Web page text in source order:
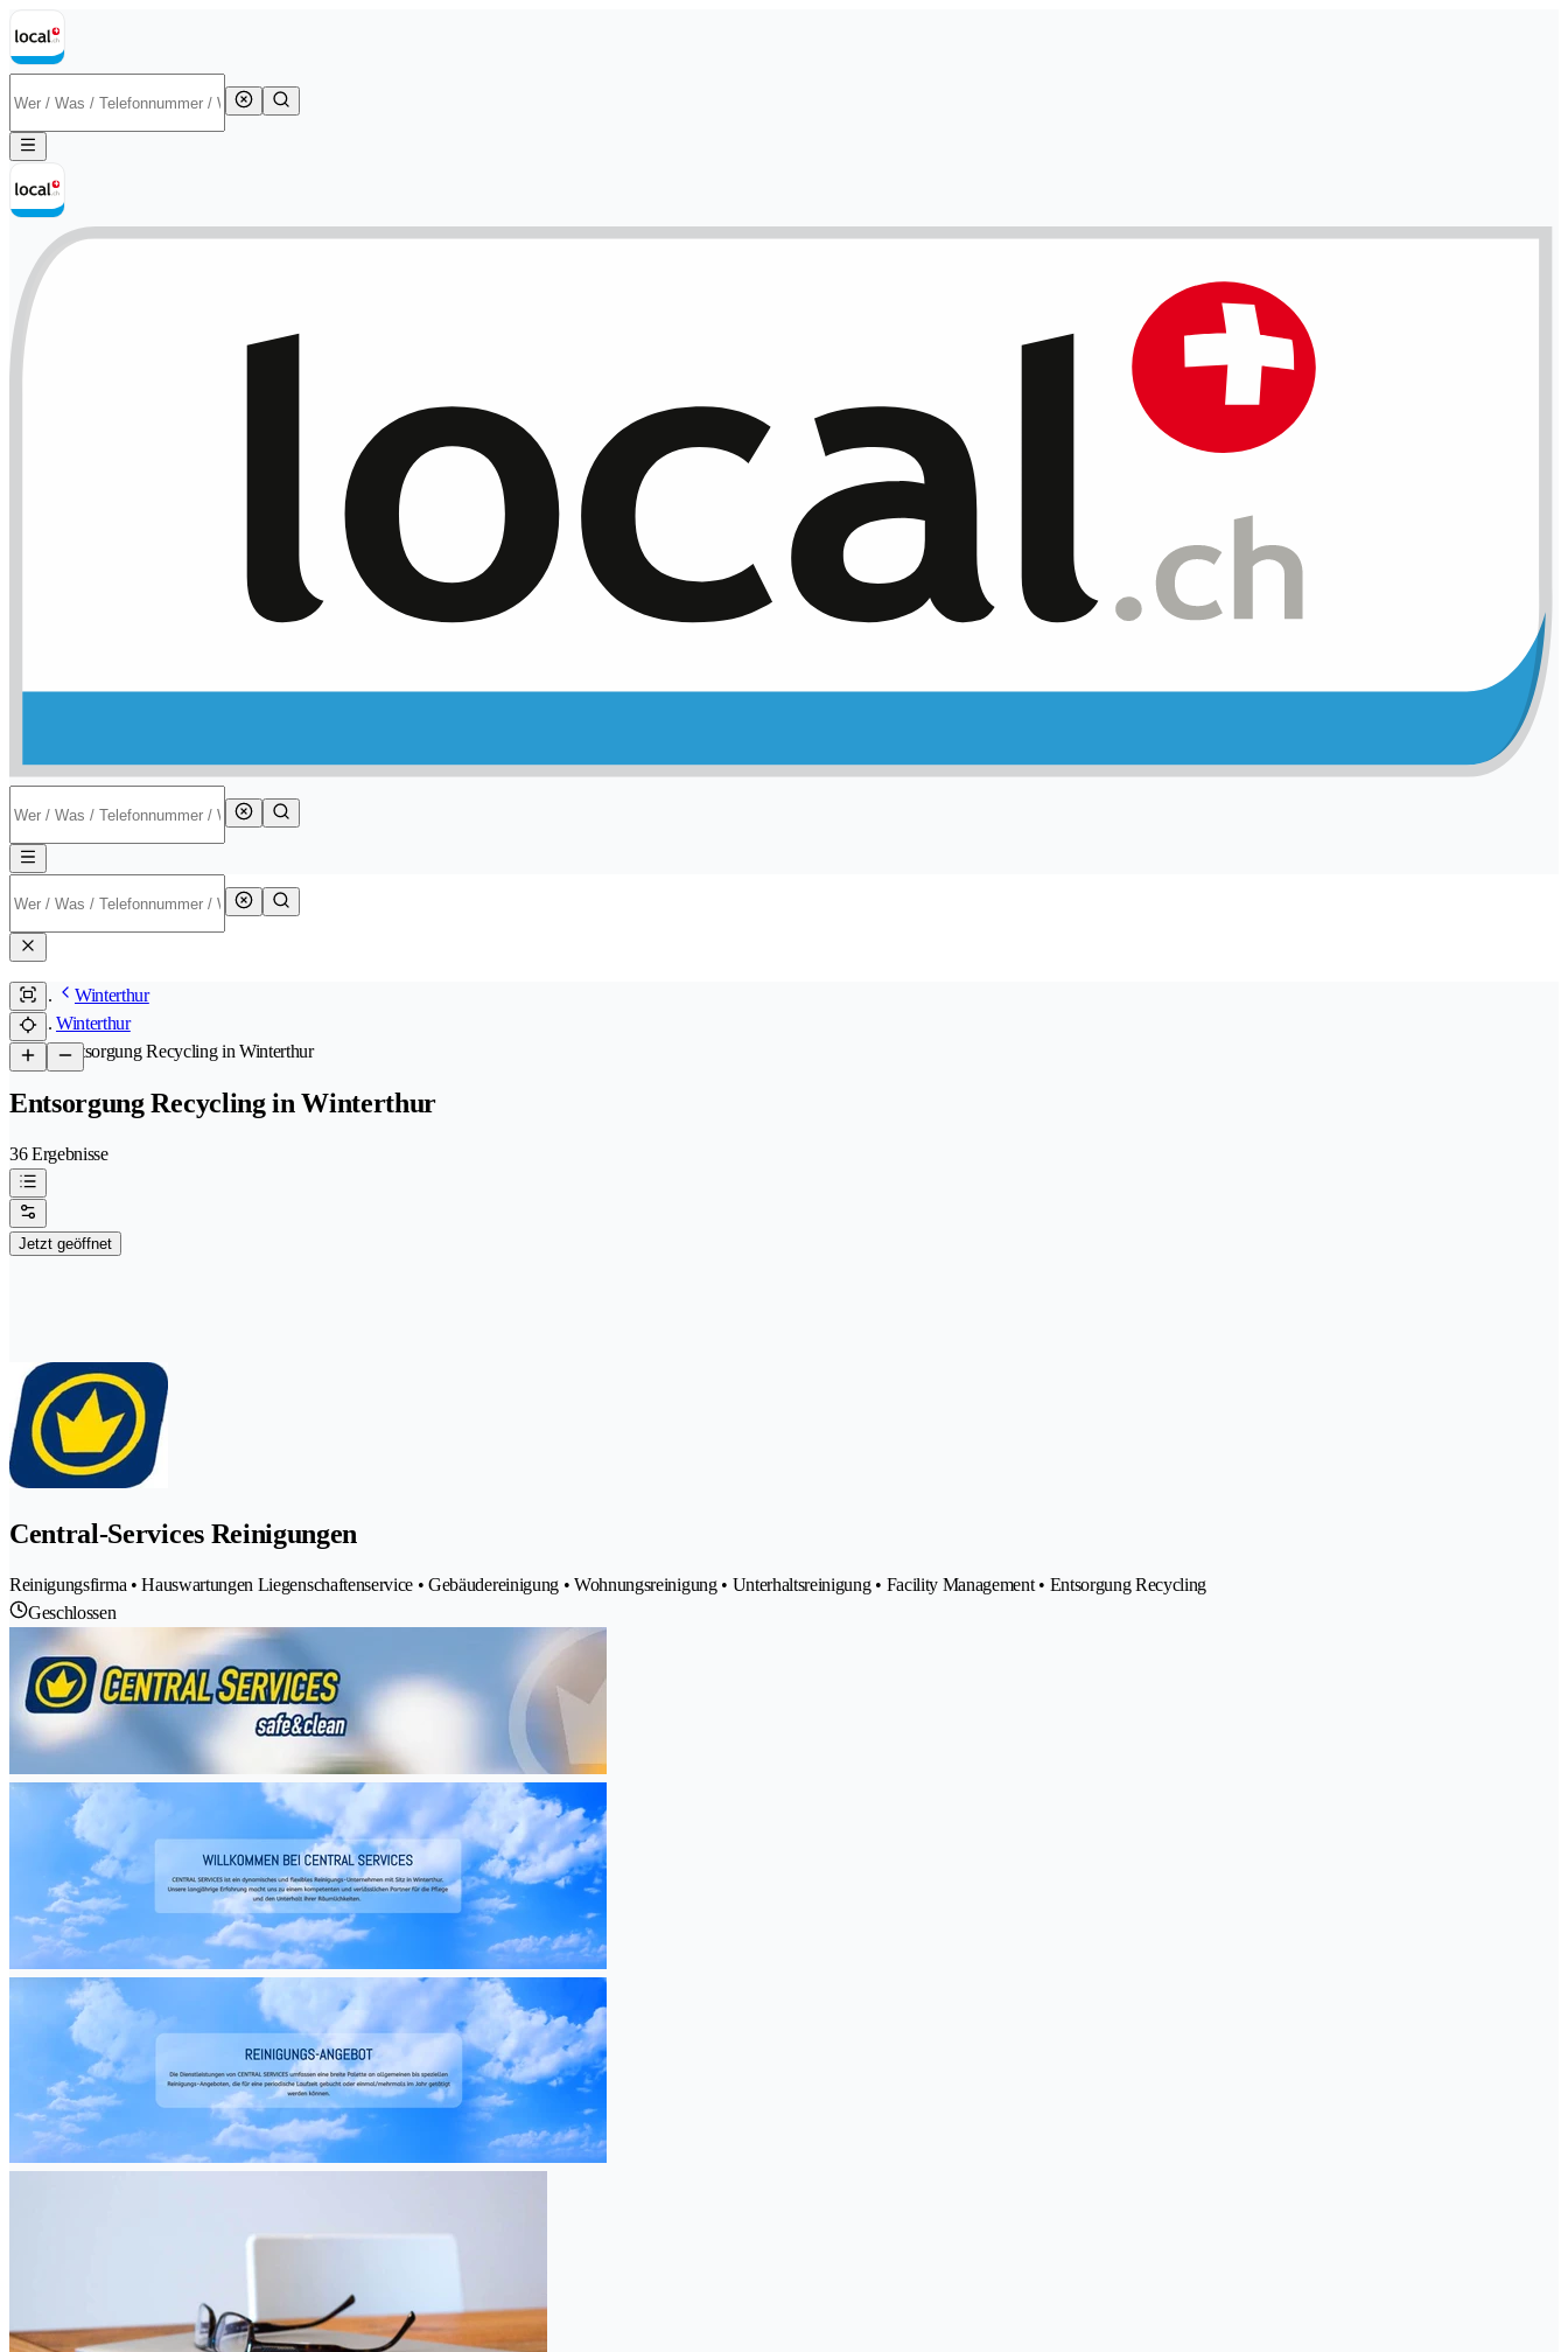
Winterthur
Winterthur
/Entsorgung Recycling in Winterthur
Entsorgung Recycling in Winterthur
36 Ergebnisse
Jetzt geöffnet
Central-Services Reinigungen
Reinigungsfirma • Hauswartungen Liegenschaftenservice • Gebäudereinigung • Wohnungsreinigung • Unterhaltsreinigung • Facility Management • Entsorgung Recycling
Geschlossen